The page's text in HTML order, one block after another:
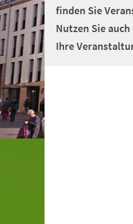
finden Sie
Nutzen Sie
Ihre